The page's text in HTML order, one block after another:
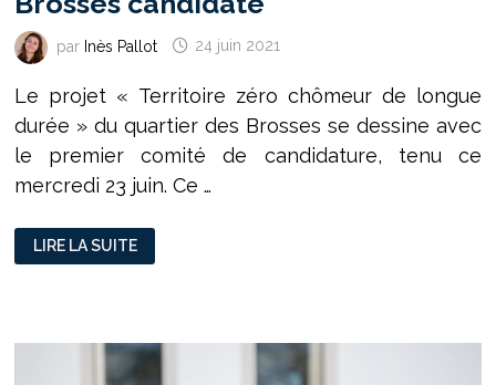
par Inès Pallot 24 juin 2021
Le projet « Territoire zéro chômeur de longue
durée » du quartier des Brosses se dessine avec
le premier comité de candidature, tenu ce
mercredi 23 juin. Ce …
TERRITOIRE
ZÉRO
CHÔMEUR
LIRE LA SUITE